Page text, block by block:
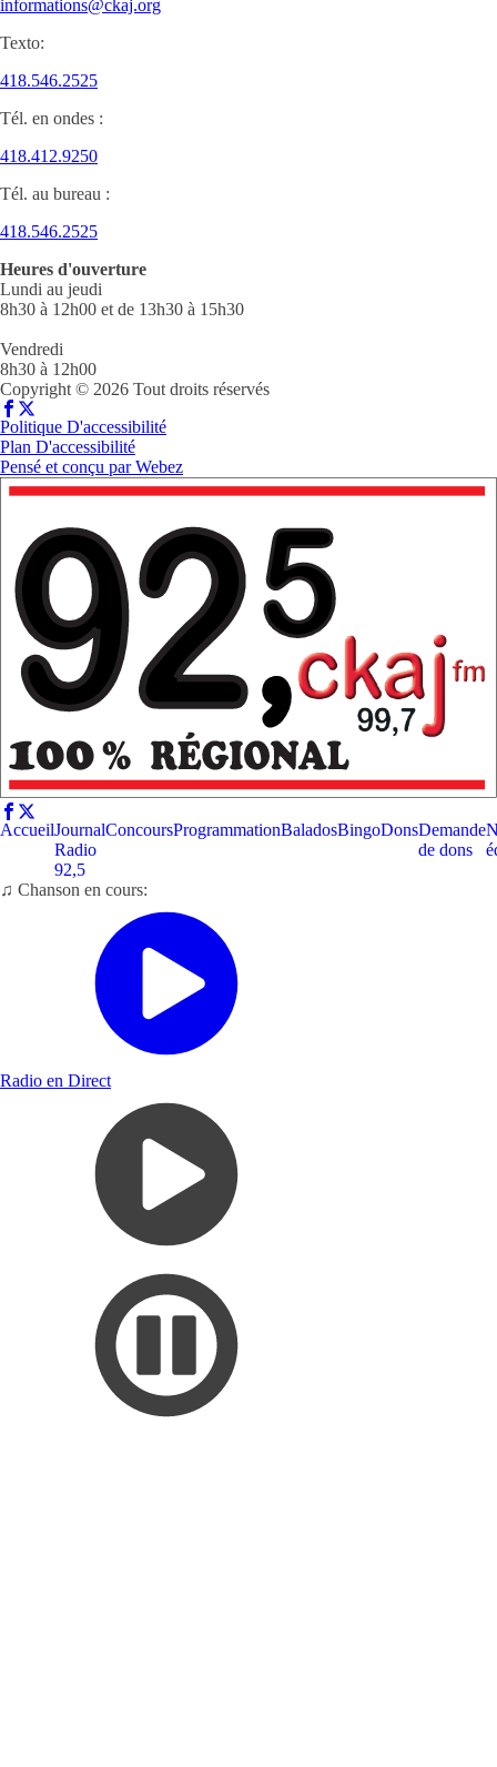
informations@ckaj.org
Texto:
418.546.2525
Tél. en ondes :
418.412.9250
Tél. au bureau :
418.546.2525
Heures d'ouverture
Lundi au jeudi
8h30 à 12h00 et de 13h30 à 15h30
Vendredi
8h30 à 12h00
Copyright © 2026 Tout droits réservés
Politique D'accessibilité
Plan D'accessibilité
Pensé et conçu parWebez
AccueilJournal
Radio
92,5
ConcoursProgrammationBaladosBingoDonsDemande
de dons
♫ Chanson en cours:
Radio en Direct